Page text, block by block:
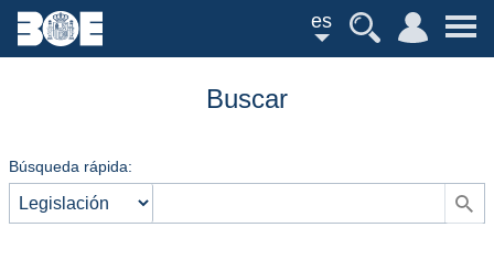
es
Buscar
Búsqueda rápida: